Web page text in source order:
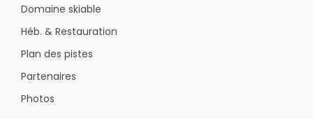
Domaine skiable
Héb. & Restauration
Plan des pistes
Partenaires
Photos